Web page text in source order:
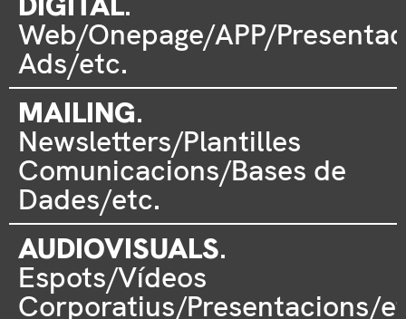
Web/Onepage/APP/
Ads/etc.
MAILING.
Newsletters/Plantilles
Comunicacions/Bases de
Dades/etc.
AUDIOVISUALS.
Espots/Vídeos
Corporatius/Presentacions/